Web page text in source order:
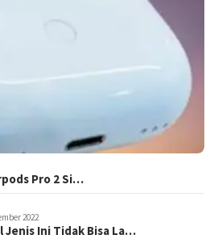
Pro 2 Si…
2022
Jenis Ini Tidak Bisa La…